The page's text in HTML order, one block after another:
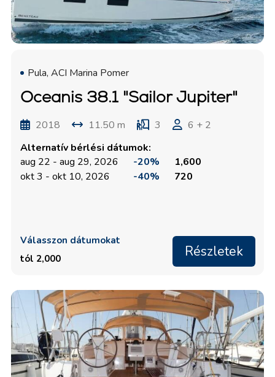
Pula, ACI Marina Pomer
Oceanis 38.1 "Sailor Jupiter"
2018 11.50 m 3
6 + 2
Alternatív bérlési dátumok:
aug 22 - aug 29, 2026
-20%
1,600
okt 3 - okt 10, 2026
-40% 720
Válasszon dátumokat
tól 2,000
Részletek